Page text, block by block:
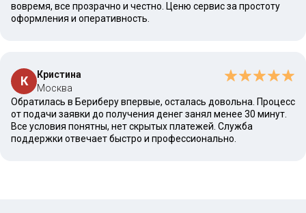
вовремя, все прозрачно и честно. Ценю сервис за простоту
оформления и оперативность.
К
Кристина
Москва
Обратилась в Бериберу впервые, осталась довольна. Процесс
от подачи заявки до получения денег занял менее 30 минут.
Все условия понятны, нет скрытых платежей. Служба
поддержки отвечает быстро и профессионально.